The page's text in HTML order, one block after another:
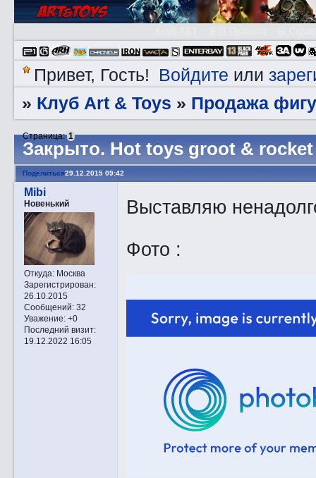
Привет, Гость! Войдите или
» Клуб Art & Toys » Продажа
Закрытo. Hot toys groot & rocket
Страница:1
Поделиться29.12.2015 09:42
Mibi
Новенький
Откуда:Москва
Зарегистрирован:
26.10.2015
Сообщений:32
Уважение: +0
Последний визит:
19.12.2022 16:05
Выставляю
Фото :